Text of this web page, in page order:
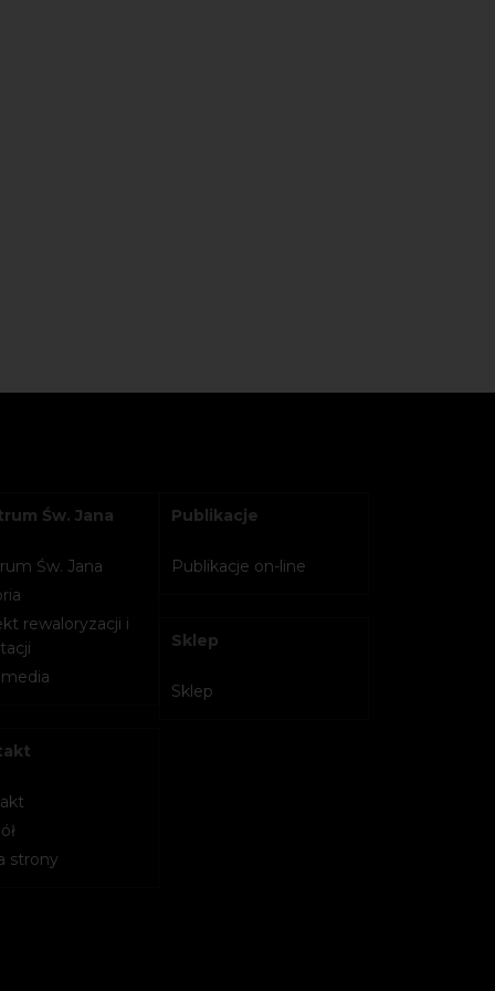
Św. Jana
Św. Jana
rewaloryzacji i
strony
Publikacje
Publikacje on-line
Sklep
Sklep